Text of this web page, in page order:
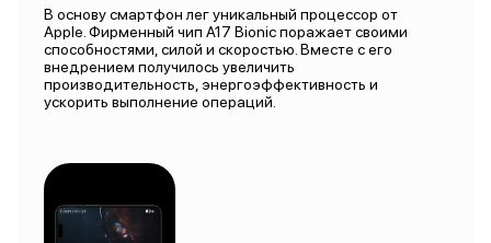
В основу смартфон лег уникальный процессор от
Apple. Фирменный чип A17 Bionic поражает своими
способностями, силой и скоростью. Вместе с его
внедрением получилось увеличить
производительность, энергоэффективность и
ускорить выполнение операций.